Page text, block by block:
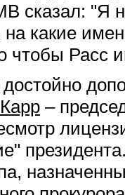
сказал: "Я
какие
чтобы Расс
–